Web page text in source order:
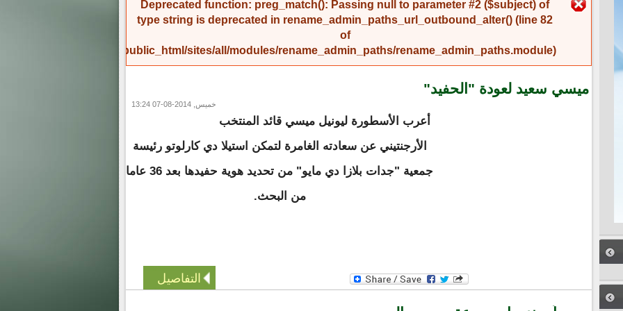
رسالة الخطأ Deprecated function: preg_match(): Passing null to parameter #2 ($subject) of
type string is deprecated in rename_admin_paths_url_outbound_alter() (line 82
of
/home/amicinf1/public_html/sites/all/modules/rename_admin_paths/rename_admin_paths.module).
ميسي سعيد لعودة "الحفيد"
خميس, 2014-08-07 13:24
أعرب الأسطورة ليونيل ميسي قائد المنتخب
الأرجنتيني عن سعادته الغامرة لتمكن استيلا دي كارلوتو رئيسة
جمعية "جدات بلازا دي مايو" من تحديد هوية حفيدها بعد 36 عاما
من البحث.
التفاصيل